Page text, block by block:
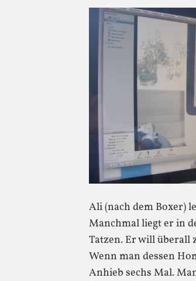
Ali (nach dem Boxer)
Manchmal liegt er in
Tatzen. Er will überall
Wenn man dessen
Anhieb sechs Mal.